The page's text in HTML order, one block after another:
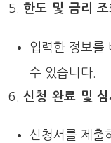
한도 및 금리 조
입력한 정보를
수 있습니다.
신청 완료 및 심
신청서를 제출